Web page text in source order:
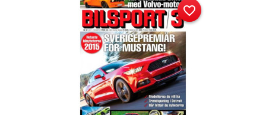
favorite_border